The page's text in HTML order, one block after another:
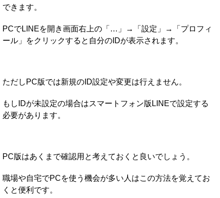
できます。
PCでLINEを開き画面右上の「…」→「設定」→「プロフィ
ール」をクリックすると自分のIDが表示されます。
ただしPC版では新規のID設定や変更は行えません。
もしIDが未設定の場合はスマートフォン版LINEで設定する
必要があります。
PC版はあくまで確認用と考えておくと良いでしょう。
職場や自宅でPCを使う機会が多い人はこの方法を覚えてお
くと便利です。